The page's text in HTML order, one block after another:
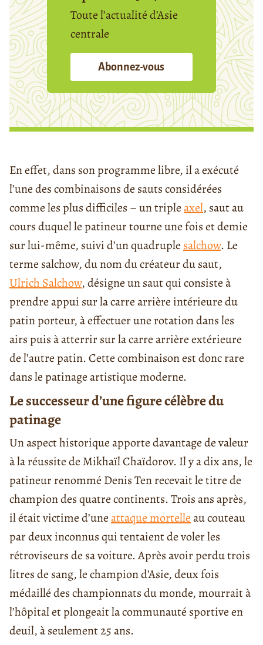
Toute l’actualité d’Asie
centrale
Abonnez-vous
En effet, dans son programme libre, il a exécuté
l’une des combinaisons de sauts considérées
comme les plus difficiles – un tripleaxel, saut au
cours duquel le patineur tourne une fois et demie
sur lui-même, suivi d’un quadruple salchow. Le
terme salchow, du nom du créateur du saut,
Ulrich Salchow, désigne un saut qui consiste à
prendre appui sur la carre arrière intérieure du
patin porteur, à effectuer une rotation dans les
airs puis à atterrir sur la carre arrière extérieure
de l’autre patin. Cette combinaison est donc rare
dans le patinage artistique moderne.
Le successeur d’une figure célèbre du
patinage
Un aspect historique apporte davantage de valeur
à la réussite de Mikhaïl Chaïdorov. Il y a dix ans, le
patineur renommé Denis Ten recevait le titre de
champion des quatre continents. Trois ans après,
il était victime d’uneattaque mortelleau couteau
par deux inconnus qui tentaient de voler les
rétroviseurs de sa voiture. Après avoir perdu trois
litres de sang, le champion d’Asie, deux fois
médaillé des championnats du monde, mourrait à
l’hôpital et plongeait la communauté sportive en
deuil, à seulement 25 ans.